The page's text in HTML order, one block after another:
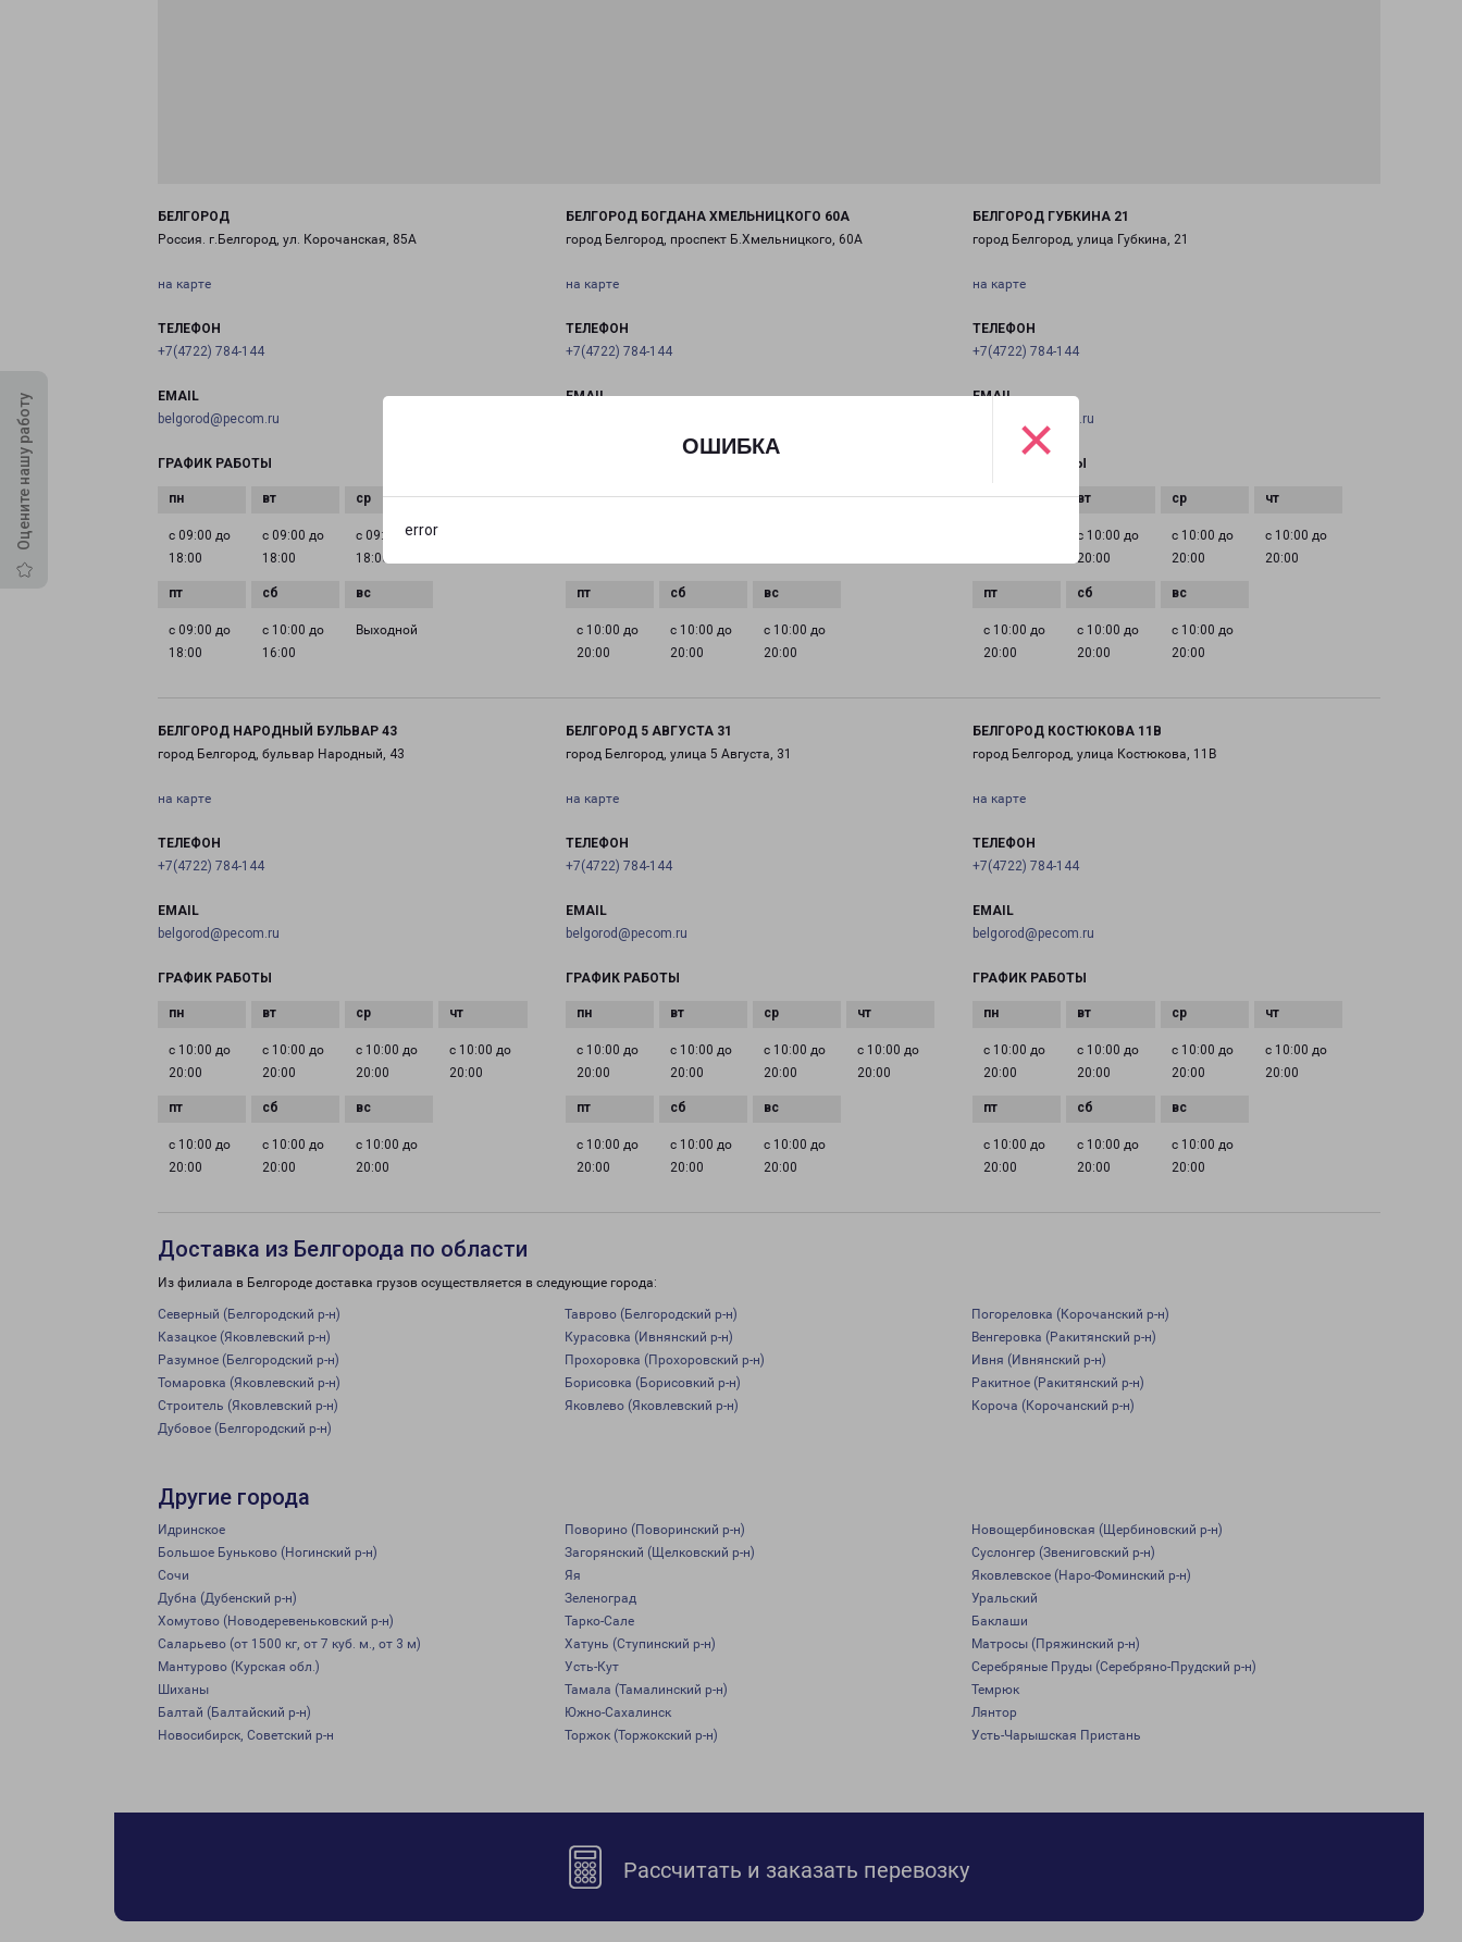
ОШИБКА
error
×
Оцените нашу работу
БЕЛГОРОД
Россия. г.Белгород, ул. Корочанская, 85А
на карте
ТЕЛЕФОН
+7(4722) 784-144
EMAIL
belgorod@pecom.ru
ГРАФИК РАБОТЫ
с 09:00 до
18:00
с 09:00 до
18:00
с 09:00 до
18:00
с 09:00 до
18:00
с 10:00 до
16:00
Выходной
БЕЛГОРОД БОГДАНА ХМЕЛЬНИЦКОГО 60А
город Белгород, проспект Б.Хмельницкого, 60А
на карте
ТЕЛЕФОН
+7(4722) 784-144
EMAIL
с 10:00 до
20:00
с 10:00 до
20:00
с 10:00 до
20:00
БЕЛГОРОД ГУБКИНА 21
город Белгород, улица Губкина, 21
на карте
ТЕЛЕФОН
+7(4722) 784-144
EMAIL
belgorod@pecom.ru
ГРАФИК РАБОТЫ
с 10:00 до
20:00
с 10:00 до
20:00
с 10:00 до
20:00
с 10:00 до
20:00
с 10:00 до
20:00
с 10:00 до
20:00
БЕЛГОРОД НАРОДНЫЙ БУЛЬВАР 43
город Белгород, бульвар Народный, 43
на карте
ТЕЛЕФОН
+7(4722) 784-144
EMAIL
belgorod@pecom.ru
ГРАФИК РАБОТЫ
с 10:00 до
20:00
с 10:00 до
20:00
с 10:00 до
20:00
с 10:00 до
20:00
с 10:00 до
20:00
с 10:00 до
20:00
с 10:00 до
20:00
БЕЛГОРОД 5 АВГУСТА 31
город Белгород, улица 5 Августа, 31
на карте
ТЕЛЕФОН
+7(4722) 784-144
EMAIL
belgorod@pecom.ru
ГРАФИК РАБОТЫ
с 10:00 до
20:00
с 10:00 до
20:00
с 10:00 до
20:00
с 10:00 до
20:00
с 10:00 до
20:00
с 10:00 до
20:00
с 10:00 до
20:00
БЕЛГОРОД КОСТЮКОВА 11В
город Белгород, улица Костюкова, 11В
на карте
ТЕЛЕФОН
+7(4722) 784-144
EMAIL
belgorod@pecom.ru
ГРАФИК РАБОТЫ
с 10:00 до
20:00
с 10:00 до
20:00
с 10:00 до
20:00
с 10:00 до
20:00
с 10:00 до
20:00
с 10:00 до
20:00
с 10:00 до
20:00
Доставка из Белгорода по области
Из филиала в Белгороде доставка грузов осуществляется в следующие города:
Северный (Белгородский р-н) Таврово (Белгородский р-н)
Погореловка (Корочанский р-н)
Казацкое (Яковлевский р-н)
Курасовка (Ивнянский р-н)
Венгеровка (Ракитянский р-н)
Разумное (Белгородский р-н)
Прохоровка (Прохоровский р-н)
Ивня (Ивнянский р-н)
Томаровка (Яковлевский р-н)
Борисовка (Борисовкий р-н)
Ракитное (Ракитянский р-н)
Строитель (Яковлевский р-н)
Яковлево (Яковлевский р-н)
Короча (Корочанский р-н)
Дубовое (Белгородский р-н)
Другие города
Идринское Поворино (Поворинский р-н)
Новощербиновская (Щербиновский р-н)
Большое Буньково (Ногинский р-н)
Загорянский (Щелковский р-н)
Суслонгер (Звениговский р-н)
Сочи
Яя
Яковлевское (Наро-Фоминский р-н)
Дубна (Дубенский р-н)
Зеленоград
Уральский
Хомутово (Новодеревеньковский р-н)
Тарко-Сале
Баклаши
Саларьево (от 1500 кг, от 7 куб. м., от 3 м)
Хатунь (Ступинский р-н)
Матросы (Пряжинский р-н)
Мантурово (Курская обл.)
Усть-Кут
Серебряные Пруды (Серебряно-Прудский р-н)
Шиханы
Тамала (Тамалинский р-н)
Темрюк
Балтай (Балтайский р-н)
Южно-Сахалинск
Лянтор
Новосибирск, Советский р-н
Торжок (Торжокский р-н) Усть-Чарышская Пристань
Рассчитать и заказать перевозку